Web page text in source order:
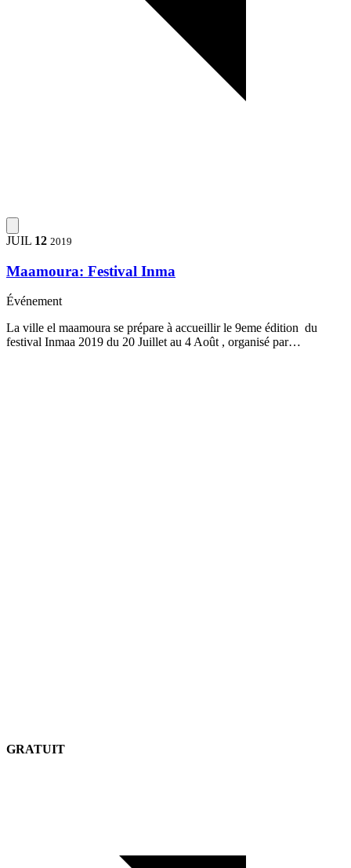
JUIL 12 2019
Maamoura: Festival Inma
Événement
La ville el maamoura se prépare à accueillir le 9eme édition du
festival Inmaa 2019 du 20 Juillet au 4 Août , organisé par…
GRATUIT